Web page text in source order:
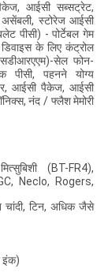
आईसी सब्सट्रेट,
असेंबली, स्टोरेज आईसी
पीसी) - पोर्टेबल गेम
डिवाइस के लिए कंट्रोल
सेल फोन-
पीसी, पहनने योग्य
आईसी पैकेज, आईसी
नंद / फ्लैश मेमोरी
(BT-FR4),
Neclo, Rogers,
चांदी, टिन, अधिक जैसे
इंक)